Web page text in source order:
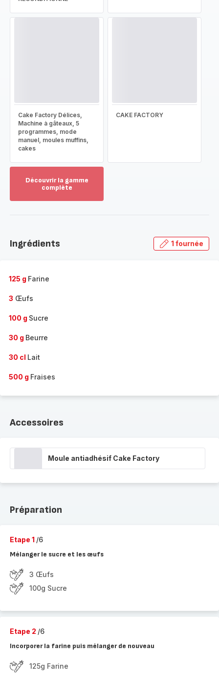
Cake Factory Délices,
Machine à gâteaux, 5
programmes, mode
manuel, moules muffins,
cakes
CAKE FACTORY
Découvrir la gamme
complète
gamme
Ingrédients 1 fournée
125 g Farine
3 Œufs
100 g Sucre
30 g Beurre
30 cl Lait
500 g Fraises
Accessoires
Moule antiadhésif Cake Factory
Préparation
Etape 1 /6
Mélanger le sucre et les œufs
3 Œufs
100g Sucre
Etape 2 /6
Incorporer la farine puis mélanger de nouveau
125g Farine